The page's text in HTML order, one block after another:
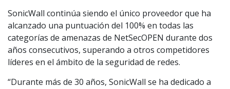
SonicWall continúa siendo el único proveedor que ha
alcanzado una puntuación del 100% en todas las
categorías de amenazas de NetSecOPEN durante dos
años consecutivos, superando a otros competidores
líderes en el ámbito de la seguridad de redes.
“Durante más de 30 años, SonicWall se ha dedicado a